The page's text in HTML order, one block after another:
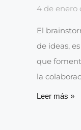
4 de enero
El
de ideas,
que
la
Leer más »